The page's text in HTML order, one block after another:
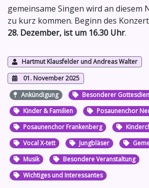
gemeinsame Singen wird an diesem
zu kurz kommen. Beginn des
28. Dezember, ist um 16.30 Uhr.
Hartmut Klausfelder und Andreas Walter
01. November 2025
Ankündigung
Besonderer
Kinder & Familien
Posaunenchor
Posaunenchor Frankenberg
Vocal X-tett
Jungbläser
Musik
Besondere Veranstaltung
Wichtiges und Interessantes